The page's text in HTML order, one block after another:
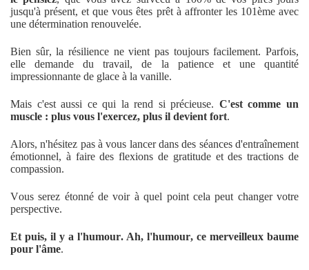
jusqu'à présent, et que vous êtes prêt à affronter les 101ème avec
une détermination renouvelée.
Bien sûr, la résilience ne vient pas toujours facilement. Parfois,
elle demande du travail, de la patience et une quantité
impressionnante de glace à la vanille.
Mais c'est aussi ce qui la rend si précieuse. C'est comme un
muscle : plus vous l'exercez, plus il devient fort.
Alors, n'hésitez pas à vous lancer dans des séances d'entraînement
émotionnel, à faire des flexions de gratitude et des tractions de
compassion.
Vous serez étonné de voir à quel point cela peut changer votre
perspective.
Et puis, il y a l'humour. Ah, l'humour, ce merveilleux baume
pour l'âme.